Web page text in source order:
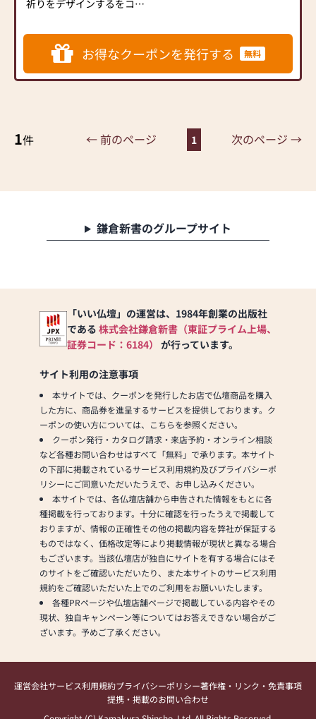
祈りをデザインするをコン
チを提案しております。
デザイン開発・お位牌自社
メリットを両立。国産率は
店舗での販売では初期対応
に「ロボットでの接客」を
られている圧迫感を無く
当店側から勧めたり、話し
かけたりはしないので、ま
ずはルミエールの世界観を
ルミエールオリジナルのお
仏壇やメディア採用実績の
ある商品を求め、東京・神
奈川・埼玉・静岡・山梨な
ど遠方からも実店舗へご来
店いただいています。蘇我
駅からの無料送迎も可能で
すのでお気軽にお申し付け
くださいませ。
ZOOMやLINEビデオなどの
オンラインツールを使用し
ての「オンライン来店」も
可能です。
Lumiere（ルミエール）の
-----------------------------
お得なクーポンを発行する 無料
1件 ← 前のページ 1 次のページ →
鎌倉新書のグループサイト
「いい仏壇」の運営は、1984年創業の出版社
である 株式会社鎌倉新書（東証プライム上場、
証券コード：6184） が行っています。
サイト利用の注意事項
本サイトでは、クーポンを発行したお店で仏壇商品を購入
した方に、商品券を進呈するサービスを提供しております。ク
ーポンの使い方については、こちらを参照ください。
クーポン発行・カタログ請求・来店予約・オンライン相談
など各種お問い合わせはすべて「無料」で承ります。本サイト
の下部に掲載されているサービス利用規約及びプライバシーポ
リシーにご同意いただいたうえで、お申し込みください。
本サイトでは、各仏壇店舗から申告された情報をもとに各
種掲載を行っております。十分に確認を行ったうえで掲載して
おりますが、情報の正確性その他の掲載内容を弊社が保証する
ものではなく、価格改定等により掲載情報が現状と異なる場合
もございます。当該仏壇店が独自にサイトを有する場合にはそ
のサイトをご確認いただいたり、また本サイトのサービス利用
規約をご確認いただいた上でのご利用をお願いいたします。
各種PRページや仏壇店舗ページで掲載している内容やその
現状、独自キャンペーン等についてはお答えできない場合がご
ざいます。予めご了承ください。
運営会社サービス利用規約プライバシーポリシー著作権・リンク・免責事項
提携・掲載のお問い合わせ